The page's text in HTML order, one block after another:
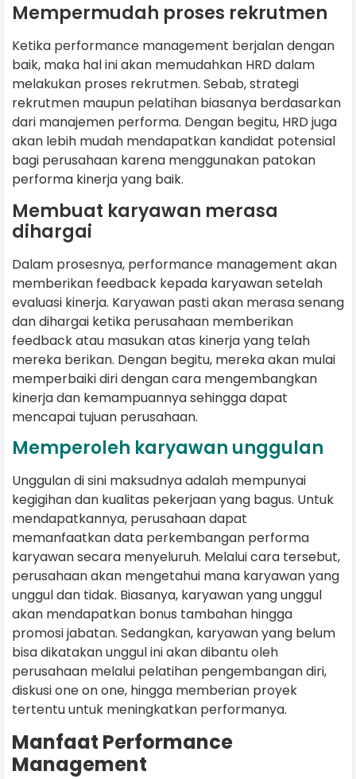
Mempermudah proses rekrutmen
Ketika performance management berjalan dengan
baik, maka hal ini akan memudahkan HRD dalam
melakukan proses rekrutmen. Sebab, strategi
rekrutmen maupun pelatihan biasanya berdasarkan
dari manajemen performa. Dengan begitu, HRD juga
akan lebih mudah mendapatkan kandidat potensial
bagi perusahaan karena menggunakan patokan
performa kinerja yang baik.
Membuat karyawan merasa
dihargai
Dalam prosesnya, performance management akan
memberikan feedback kepada karyawan setelah
evaluasi kinerja. Karyawan pasti akan merasa senang
dan dihargai ketika perusahaan memberikan
feedback atau masukan atas kinerja yang telah
mereka berikan. Dengan begitu, mereka akan mulai
memperbaiki diri dengan cara mengembangkan
kinerja dan kemampuannya sehingga dapat
mencapai tujuan perusahaan.
Memperoleh karyawan unggulan
Unggulan di sini maksudnya adalah mempunyai
kegigihan dan kualitas pekerjaan yang bagus. Untuk
mendapatkannya, perusahaan dapat
memanfaatkan data perkembangan performa
karyawan secara menyeluruh. Melalui cara tersebut,
perusahaan akan mengetahui mana karyawan yang
unggul dan tidak. Biasanya, karyawan yang unggul
akan mendapatkan bonus tambahan hingga
promosi jabatan. Sedangkan, karyawan yang belum
bisa dikatakan unggul ini akan dibantu oleh
perusahaan melalui pelatihan pengembangan diri,
diskusi one on one, hingga memberian proyek
tertentu untuk meningkatkan performanya.
Manfaat Performance
Management